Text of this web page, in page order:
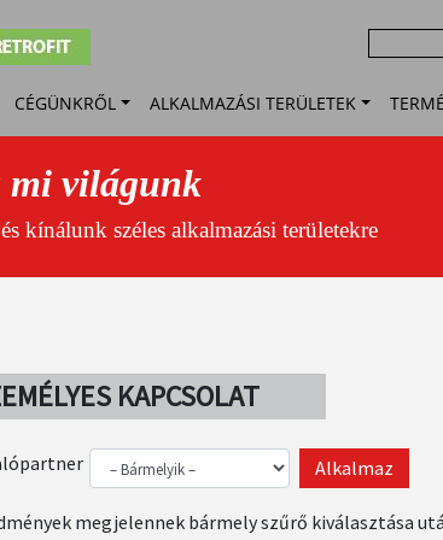
Main
CÉGÜNKRŐL ALKALMAZÁSI TERÜLETEK
mi világunk
kínálunk széles alkalmazási területekre
KAPCSOLAT
megjelennek bármely szűrő kiválasztása